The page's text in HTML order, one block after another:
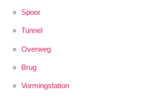
Spoor
Tunnel
Overweg
Brug
Vormingstation